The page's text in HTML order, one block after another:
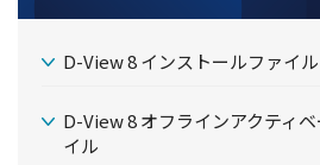
D-View 8 インストールファイル
D-View 8 オフラインアクティ
イル